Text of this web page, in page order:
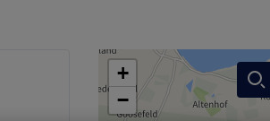
+
−